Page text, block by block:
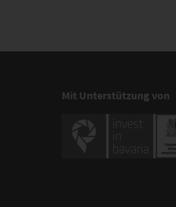
Mit Unterstützung von